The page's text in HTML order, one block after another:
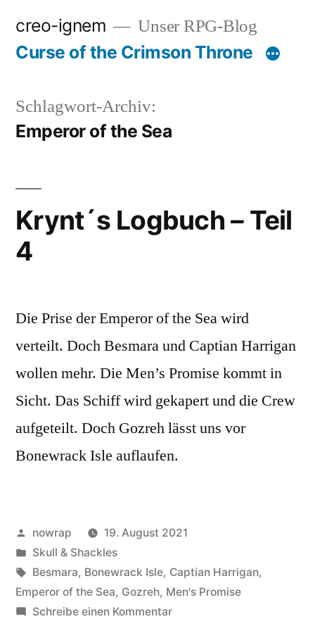
Inhalt
creo-ignem Unser RPG-Blog
Curse of the Crimson Throne
Schlagwort-Archiv:
Emperor of the Sea
Krynt´s Logbuch – Teil
4
Die Prise der Emperor of the Sea wird
verteilt. Doch Besmara und Captian Harrigan
wollen mehr. Die Men’s Promise kommt in
Sicht. Das Schiff wird gekapert und die Crew
aufgeteilt. Doch Gozreh lässt uns vor
Bonewrack Isle auflaufen.
Veröffentlicht
von
nowrap
19. August 2021
Veröffentlicht
unter
Skull & Shackles
Schlagwörter:
Besmara, Bonewrack Isle, Captian Harrigan,
Emperor of the Sea, Gozreh, Men's Promise
Schreibe einen Kommentarzu